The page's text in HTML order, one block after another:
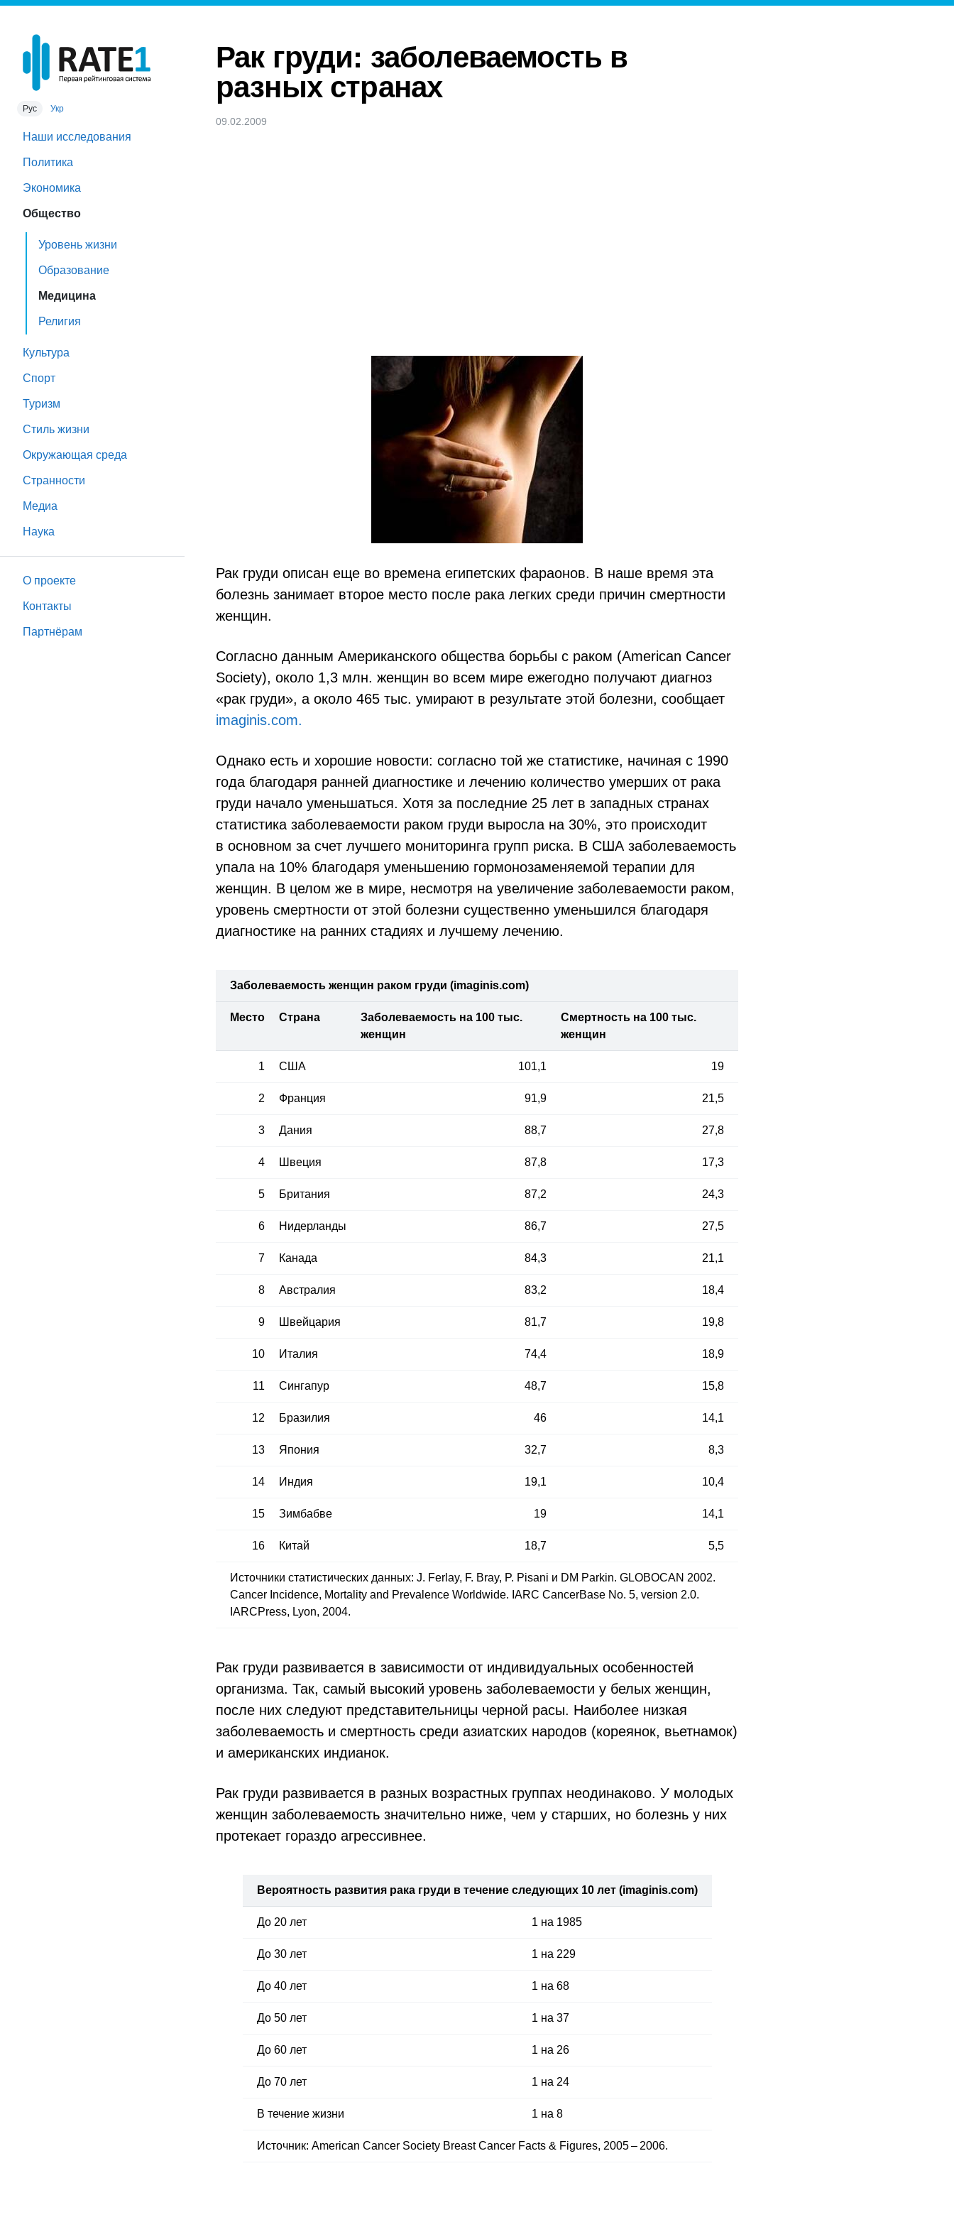
Рус Укр
Наши исследования
Политика
Экономика
Общество
Уровень жизни
Образование
Медицина
Религия
Культура
Спорт
Туризм
Стиль жизни
Окружающая среда
Странности
Медиа
Наука
О проекте
Контакты
Партнёрам
Рак груди: заболеваемость в
разных странах
09.02.2009
Рак груди описан еще во времена египетских фараонов. В наше время эта
болезнь занимает второе место после рака легких среди причин смертности
женщин.
Согласно данным Американского общества борьбы с раком (American Cancer
Society), около 1,3 млн. женщин во всем мире ежегодно получают диагноз
«рак груди», а около 465 тыс. умирают в результате этой болезни, сообщает
imaginis.com.
Однако есть и хорошие новости: согласно той же статистике, начиная с 1990
года благодаря ранней диагностике и лечению количество умерших от рака
груди начало уменьшаться. Хотя за последние 25 лет в западных странах
статистика заболеваемости раком груди выросла на 30%, это происходит
в основном за счет лучшего мониторинга групп риска. В США заболеваемость
упала на 10% благодаря уменьшению гормонозаменяемой терапии для
женщин. В целом же в мире, несмотря на увеличение заболеваемости раком,
уровень смертности от этой болезни существенно уменьшился благодаря
диагностике на ранних стадиях и лучшему лечению.
Заболеваемость женщин раком груди (imaginis.com)
Место Страна
Заболеваемость на 100 тыс.
женщин
Смертность на 100 тыс.
женщин
1 США 101,1 19
2 Франция 91,9 21,5
3 Дания 88,7 27,8
4 Швеция 87,8 17,3
5 Британия 87,2 24,3
6 Нидерланды 86,7 27,5
7 Канада 84,3 21,1
8 Австралия 83,2 18,4
9 Швейцария 81,7 19,8
10 Италия 74,4 18,9
11 Сингапур 48,7 15,8
12 Бразилия 46 14,1
13 Япония 32,7 8,3
14 Индия 19,1 10,4
15 Зимбабве 19 14,1
16 Китай 18,7 5,5
Источники статистических данных: J. Ferlay, F. Bray, P. Pisani и DM Parkin. GLOBOCAN 2002.
Cancer Incidence, Mortality and Prevalence Worldwide. IARC CancerBase No. 5, version 2.0.
IARCPress, Lyon, 2004.
Рак груди развивается в зависимости от индивидуальных особенностей
организма. Так, самый высокий уровень заболеваемости у белых женщин,
после них следуют представительницы черной расы. Наиболее низкая
заболеваемость и смертность среди азиатских народов (кореянок, вьетнамок)
и американских индианок.
Рак груди развивается в разных возрастных группах неодинаково. У молодых
женщин заболеваемость значительно ниже, чем у старших, но болезнь у них
протекает гораздо агрессивнее.
Вероятность развития рака груди в течение следующих 10 лет (imaginis.com)
До 20 лет 1 на 1985
До 30 лет 1 на 229
До 40 лет 1 на 68
До 50 лет 1 на 37
До 60 лет 1 на 26
До 70 лет 1 на 24
В течение жизни 1 на 8
Источник: American Cancer Society Breast Cancer Facts & Figures, 2005 – 2006.